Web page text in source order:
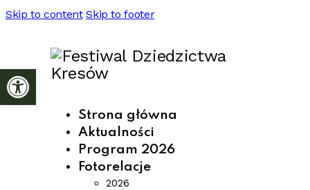
Skip to content Skip to footer
Strona główna
Aktualności
Program 2026
Fotorelacje
2026
Otwórz pasek narzędzi